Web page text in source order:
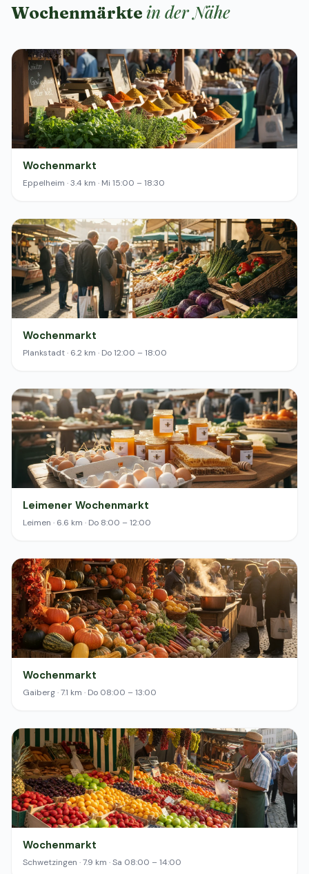
Wochenmärkte in der Nähe
Wochenmarkt
Eppelheim · 3.4 km · Mi 15:00 – 18:30
Wochenmarkt
Plankstadt · 6.2 km · Do 12:00 – 18:00
Leimener Wochenmarkt
Leimen · 6.6 km · Do 8:00 – 12:00
Wochenmarkt
Gaiberg · 7.1 km · Do 08:00 – 13:00
Wochenmarkt
Schwetzingen · 7.9 km · Sa 08:00 – 14:00